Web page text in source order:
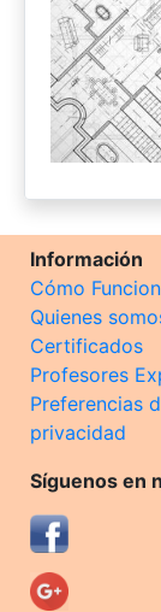
Información
Cómo
Quienes
Certificados
Profesores
Preferencias
privacidad
Síguenos en